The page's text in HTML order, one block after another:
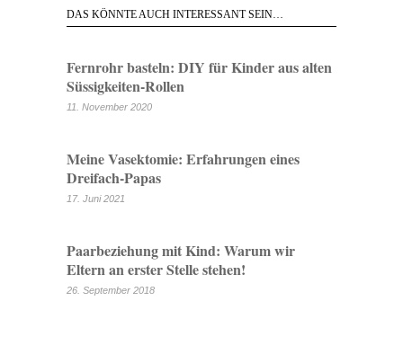
DAS KÖNNTE AUCH INTERESSANT SEIN…
Fernrohr basteln: DIY für Kinder aus alten
Süssigkeiten-Rollen
11. November 2020
Meine Vasektomie: Erfahrungen eines
Dreifach-Papas
17. Juni 2021
Paarbeziehung mit Kind: Warum wir
Eltern an erster Stelle stehen!
26. September 2018